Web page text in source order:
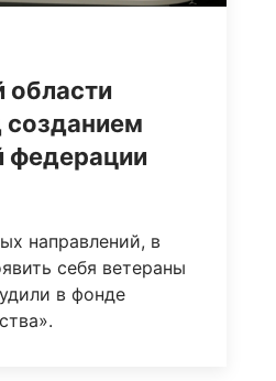
области
созданием
федерации
направлений, в
себя ветераны
в фонде